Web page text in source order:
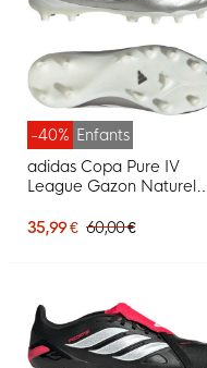
-40% Enfants
adidas Copa Pure IV
League Gazon Naturel
Enfants Argenté Blanc
35,99 € 60,00 €